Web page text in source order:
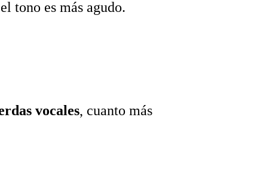
tono es más agudo.
vocales, cuanto más